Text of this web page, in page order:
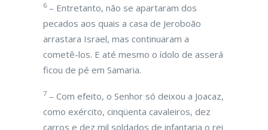
6 – Entretanto, não se apartaram dos
pecados aos quais a casa de Jeroboão
arrastara Israel, mas continuaram a
cometê-los. E até mesmo o ídolo de asserá
ficou de pé em Samaria.
7 – Com efeito, o Senhor só deixou a Joacaz,
como exército, cinqüenta cavaleiros, dez
carros e dez mil soldados de infantaria o rei